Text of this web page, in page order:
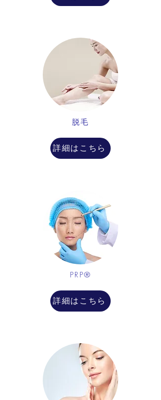
脱毛
詳細はこちら
PRP®
詳細はこちら